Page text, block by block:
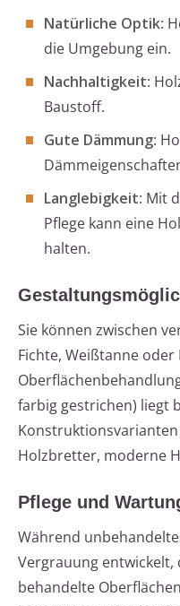
Natürliche Optik:
die Umgebung ein.
Nachhaltigkeit:
Baustoff.
Gute Dämmung:
Langlebigkeit: Mit
Pflege kann eine
halten.
Sie können zwischen
Fichte, Weißtanne oder
farbig gestrichen) liegt
Holzbretter, moderne
Pflege und
Während
Vergrauung entwickelt,
behandelte